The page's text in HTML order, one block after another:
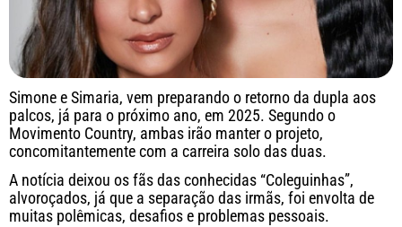
Simone e Simaria, vem preparando o retorno da dupla aos
palcos, já para o próximo ano, em 2025. Segundo o
Movimento Country, ambas irão manter o projeto,
concomitantemente com a carreira solo das duas.
A notícia deixou os fãs das conhecidas “Coleguinhas”,
alvoroçados, já que a separação das irmãs, foi envolta de
muitas polêmicas, desafios e problemas pessoais.